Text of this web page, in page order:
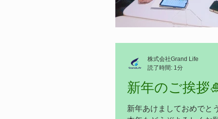
新年のご挨拶
新年あけましておめでと
株式会社Grand Life
読了時間: 1分